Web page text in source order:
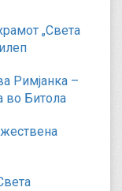
„Света
Римјанка –
во Битола